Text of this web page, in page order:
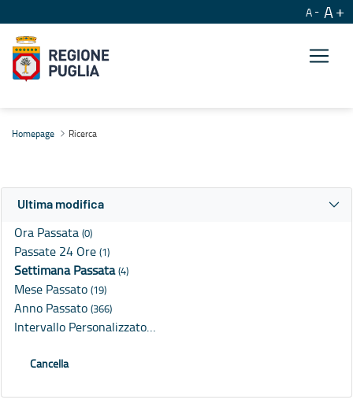
A A
Homepage Ricerca
Ultima modifica
Ora Passata (0)
Passate 24 Ore (1)
Settimana Passata(4)
Mese Passato (19)
Anno Passato (366)
Intervallo Personalizzato…
Cancella